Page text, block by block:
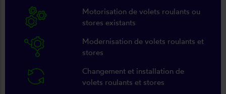
Motorisation de volets roulants ou
stores existants
Modernisation de volets roulants et
stores
Changement et installation de
volets roulants et stores